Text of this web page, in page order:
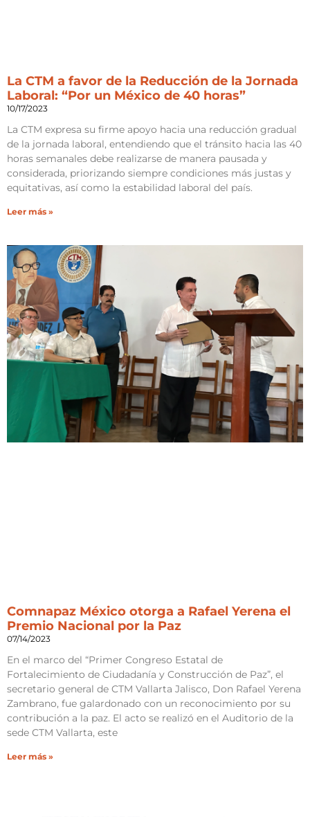
La CTM a favor de la Reducción de la Jornada
Laboral: “Por un México de 40 horas”
10/17/2023
La CTM expresa su firme apoyo hacia una reducción gradual
de la jornada laboral, entendiendo que el tránsito hacia las 40
horas semanales debe realizarse de manera pausada y
considerada, priorizando siempre condiciones más justas y
equitativas, así como la estabilidad laboral del país.
Leer más »
Comnapaz México otorga a Rafael Yerena el
Premio Nacional por la Paz
07/14/2023
En el marco del “Primer Congreso Estatal de
Fortalecimiento de Ciudadanía y Construcción de Paz”, el
secretario general de CTM Vallarta Jalisco, Don Rafael Yerena
Zambrano, fue galardonado con un reconocimiento por su
contribución a la paz. El acto se realizó en el Auditorio de la
sede CTM Vallarta, este
Leer más »